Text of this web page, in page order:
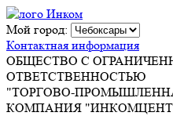
Мой город:
Контактная информация
ОБЩЕСТВО С
ОТВЕТСТВЕННОСТЬЮ
"ТОРГОВО-
КОМПАНИЯ